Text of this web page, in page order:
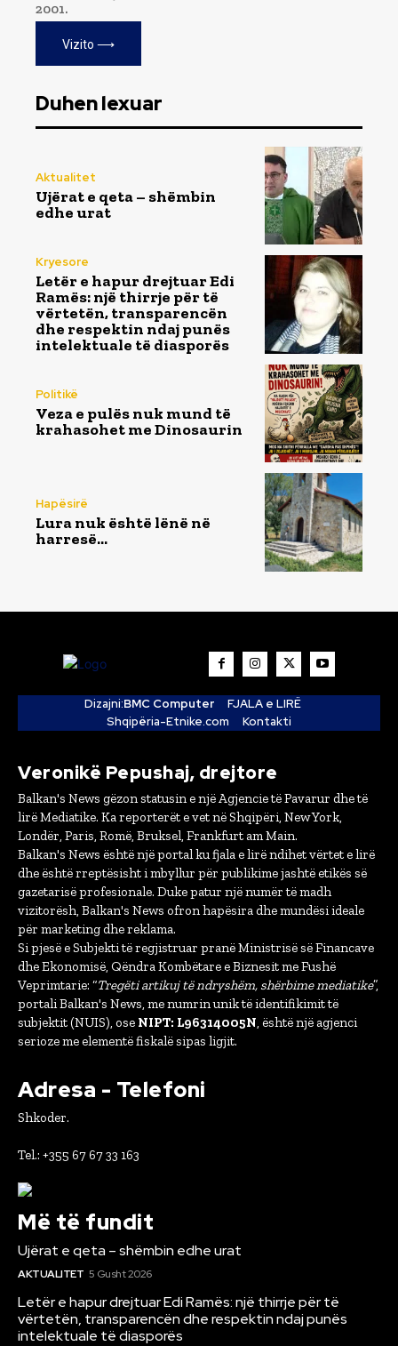
2001.
Vizito ⟶
Duhen lexuar
Aktualitet
Ujërat e qeta – shëmbin
edhe urat
Kryesore
Letër e hapur drejtuar Edi
Ramës: një thirrje për të
vërtetën, transparencën
dhe respektin ndaj punës
intelektuale të diasporës
Politikë
Veza e pulës nuk mund të
krahasohet me Dinosaurin
Hapësirë
Lura nuk është lënë në
harresë…
Dizajni:BMC Computer
FJALA e LIRË
Shqipëria-Etnike.com
Kontakti
Veronikë Pepushaj, drejtore
Balkan's News gëzon statusin e një Agjencie të Pavarur dhe të
lirë Mediatike. Ka reporterët e vet në Shqipëri, New York,
Londër, Paris, Romë, Bruksel, Frankfurt am Main.
Balkan's News është një portal ku fjala e lirë ndihet vërtet e lirë
dhe është rreptësisht i mbyllur për publikime jashtë etikës së
gazetarisë profesionale. Duke patur një numër të madh
vizitorësh, Balkan's News ofron hapësira dhe mundësi ideale
për marketing dhe reklama.
Si pjesë e Subjekti të regjistruar pranë Ministrisë së Financave
dhe Ekonomisë, Qëndra Kombëtare e Biznesit me Fushë
Veprimtarie: “Tregëti artikuj të ndryshëm, shërbime mediatike”,
portali Balkan's News, me numrin unik të identifikimit të
subjektit (NUIS), ose NIPT: L96314005N , është një agjenci
serioze me elementë fiskalë sipas ligjit.
Adresa - Telefoni
Shkoder.
Tel.: +355 67 67 33 163
Më të fundit
Ujërat e qeta – shëmbin edhe urat
AKTUALITET 5 Gusht 2026
Letër e hapur drejtuar Edi Ramës: një thirrje për të
vërtetën, transparencën dhe respektin ndaj punës
intelektuale të diasporës